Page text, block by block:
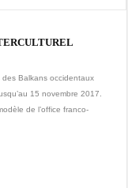
des Balkans occidentaux
15 novembre 2017.
de l’office franco-